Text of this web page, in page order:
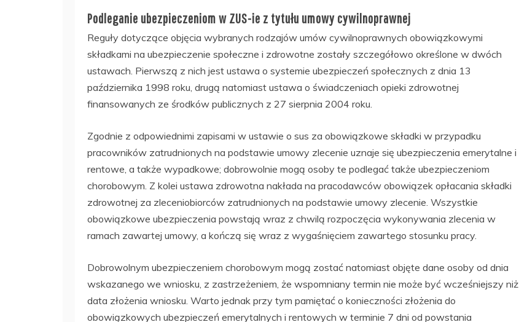
Podleganie ubezpieczeniom w ZUS-ie z tytułu umowy cywilnoprawnej
Reguły dotyczące objęcia wybranych rodzajów umów cywilnoprawnych obowiązkowymi
składkami na ubezpieczenie społeczne i zdrowotne zostały szczegółowo określone w dwóch
ustawach. Pierwszą z nich jest ustawa o systemie ubezpieczeń społecznych z dnia 13
października 1998 roku, drugą natomiast ustawa o świadczeniach opieki zdrowotnej
finansowanych ze środków publicznych z 27 sierpnia 2004 roku.
Zgodnie z odpowiednimi zapisami w ustawie o sus za obowiązkowe składki w przypadku
pracowników zatrudnionych na podstawie umowy zlecenie uznaje się ubezpieczenia emerytalne i
rentowe, a także wypadkowe; dobrowolnie mogą osoby te podlegać także ubezpieczeniom
chorobowym. Z kolei ustawa zdrowotna nakłada na pracodawców obowiązek opłacania składki
zdrowotnej za zleceniobiorców zatrudnionych na podstawie umowy zlecenie. Wszystkie
obowiązkowe ubezpieczenia powstają wraz z chwilą rozpoczęcia wykonywania zlecenia w
ramach zawartej umowy, a kończą się wraz z wygaśnięciem zawartego stosunku pracy.
Dobrowolnym ubezpieczeniem chorobowym mogą zostać natomiast objęte dane osoby od dnia
wskazanego we wniosku, z zastrzeżeniem, że wspomniany termin nie może być wcześniejszy niż
data złożenia wniosku. Warto jednak przy tym pamiętać o konieczności złożenia do
obowiązkowych ubezpieczeń emerytalnych i rentowych w terminie 7 dni od powstania